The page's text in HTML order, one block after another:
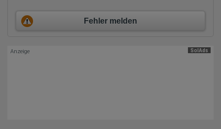
Europäische Union & USA
Wir nutzen Hotjar als Webanalysedient. Es wird verwendet, um
Daten über das Benutzerverhalten zu sammeln. Hotjar kann
Fehler melden
SolAds
Anzeige